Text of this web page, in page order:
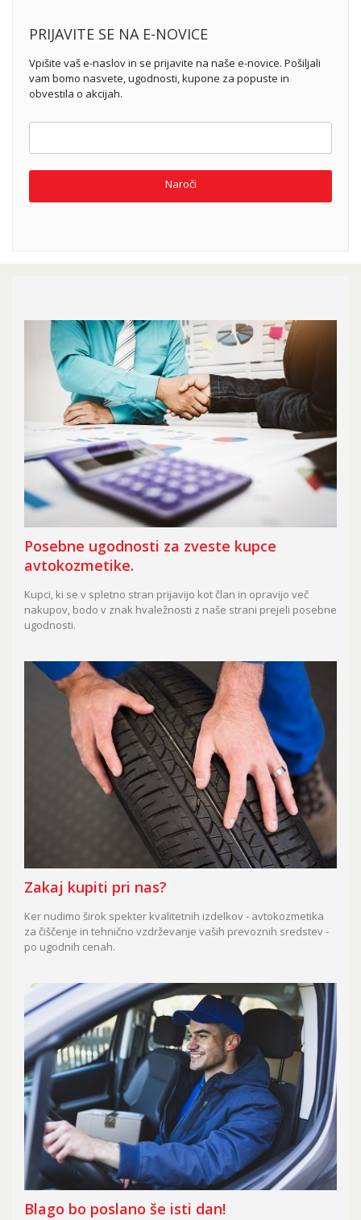
PRIJAVITE SE NA E-NOVICE
Vpišite vaš e-naslov in se prijavite na naše e-novice. Pošiljali
vam bomo nasvete, ugodnosti, kupone za popuste in
obvestila o akcijah.
Naroči
Posebne ugodnosti za zveste kupce
avtokozmetike.
Kupci, ki se v spletno stran prijavijo kot član in opravijo več
nakupov, bodo v znak hvaležnosti z naše strani prejeli posebne
ugodnosti.
Zakaj kupiti pri nas?
Ker nudimo širok spekter kvalitetnih izdelkov - avtokozmetika
za čiščenje in tehnično vzdrževanje vaših prevoznih sredstev -
po ugodnih cenah.
Blago bo poslano še isti dan!